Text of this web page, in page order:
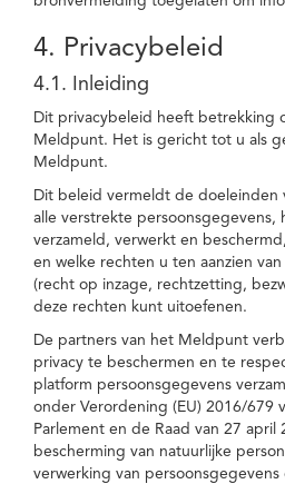
4. Privacybeleid
4.1. Inleiding
Dit privacybeleid heeft betrekking
Meldpunt. Het is gericht tot u als
Meldpunt.
Dit beleid vermeldt de doeleinden
alle verstrekte persoonsgegevens,
verzameld, verwerkt en
en welke rechten u ten aanzien
(recht op inzage, rechtzetting,
deze rechten kunt uitoefenen.
De partners van het Meldpunt
privacy te beschermen en te
platform persoonsgegevens
onder Verordening (EU) 2016/679
Parlement en de Raad van 27
bescherming van natuurlijke
verwerking van